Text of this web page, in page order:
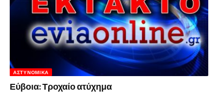
ΑΣΤΥΝΟΜΙΚΆ
Εύβοια: Τροχαίο ατύχημα